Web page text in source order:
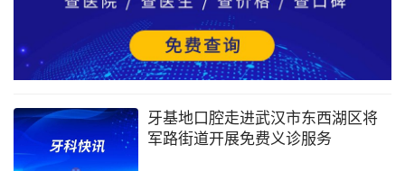
牙基地口腔走进武汉市东西湖区将
军路街道开展免费义诊服务